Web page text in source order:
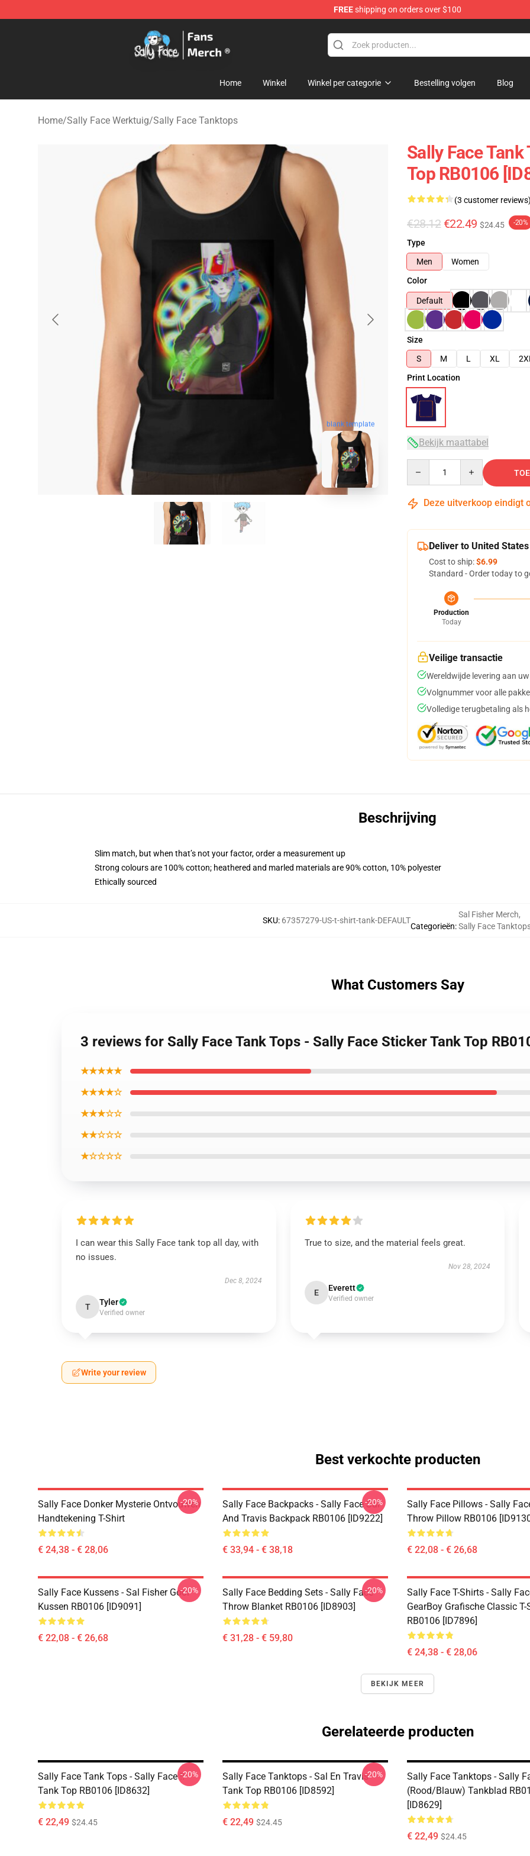
FREEshipping on orders over $100
Sally Face Store - Official Sally Face Merchandise Shop
Home Winkel Winkel per categorie Bestelling volgen Blog
Home/Sally Face Werktuig/Sally Face Tanktops
blank template
Sally Face
Top RB0106
(3 customer reviews)
€28.12 €22.49 $24.45 -20%
Type
Men
Women
Color
Default
Size
S
M L XL 2XL
Print Location
Bekijk maattabel
Deze uitverkoop eindigt
Deliver to United States
Cost to ship:$6.99
Standard - Order today to
Production
Today
Veilige transactie
Wereldwijde levering aan
Volgnummer voor alle
Volledige terugbetaling als
Beschrijving
Slim match, but when that’s not your factor, order a measurement up
Strong colours are 100% cotton; heathered and marled materials are 90% cotton, 10% polyester
Ethically sourced
SKU: 67357279-US-t-shirt-tank-DEFAULT
Categorieën:
Sal Fisher Merch,
Sally Face
What Customers Say
3 reviews for Sally Face Tank Tops - Sally Face Sticker Tank Top
★★★★★
★★★★☆
★★★☆☆
★★☆☆☆
★☆☆☆☆
I can wear this Sally Face tank top all day, with
no issues.
Dec 8, 2024
T Tyler
Verified owner
True to size, and the material feels great.
Nov 28, 2024
E Everett
Verified owner
Write your review
Best verkochte producten
Sally Face Donker Mysterie Ontvouwen
Handtekening T-Shirt
€ 24,38 - € 28,06
-20%
Sally Face Backpacks - Sally Face Sal
And Travis Backpack RB0106 [ID9222]
€ 33,94 - € 38,18
-20%
Sally Face Pillows - Sally
Throw Pillow RB0106
€ 22,08 - € 26,68
Sally Face Kussens - Sal Fisher Gooi
Kussen RB0106 [ID9091]
€ 22,08 - € 26,68
-20%
Sally Face Bedding Sets - Sally Face
Throw Blanket RB0106 [ID8903]
€ 31,28 - € 59,80
-20%
Sally Face T-Shirts - Sally
GearBoy Grafische Classic T-
RB0106 [ID7896]
€ 24,38 - € 28,06
BEKIJK MEER
Gerelateerde producten
Sally Face Tank Tops - Sally Face !!
Tank Top RB0106 [ID8632]
€ 22,49 $24.45
-20%
Sally Face Tanktops - Sal En Travis
Tank Top RB0106 [ID8592]
€ 22,49 $24.45
-20%
Sally Face Tanktops - Sally
(rood/blauw) Tankblad
[ID8629]
€ 22,49 $24.45